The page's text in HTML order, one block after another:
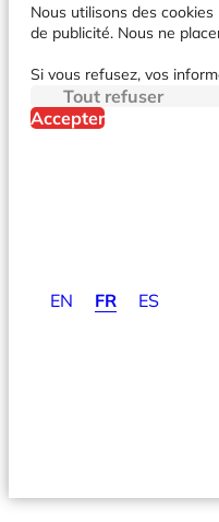
EN FR ES
Nous utilisons des
de publicité. Nous ne
Si vous refusez, vos
Tout refuser
Accepter